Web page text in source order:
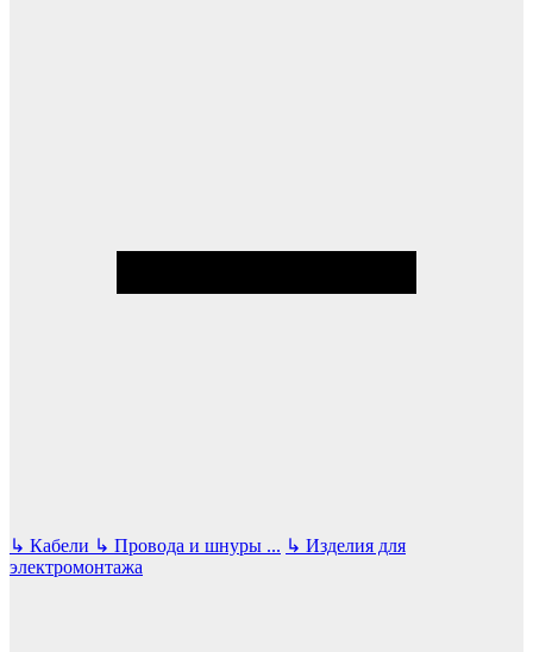
↳ Кабели ↳ Провода и шнуры ... ↳ Изделия для
электромонтажа